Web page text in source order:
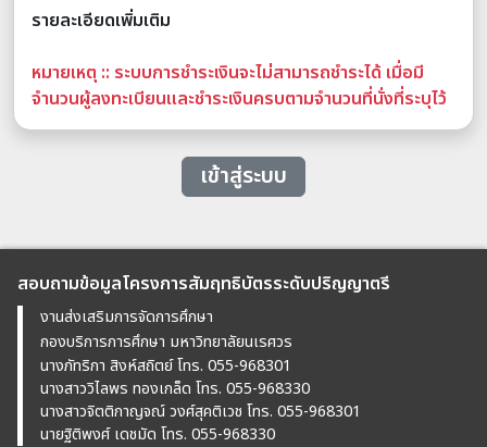
รายละเอียดเพิ่มเติม
หมายเหตุ :: ระบบการชำระเงินจะไม่สามารถชำระได้ เมื่อมี
จำนวนผู้ลงทะเบียนและชำระเงินครบตามจำนวนที่นั่งที่ระบุไว้
เข้าสู่ระบบ
สอบถามข้อมูลโครงการสัมฤทธิบัตรระดับปริญญาตรี
งานส่งเสริมการจัดการศึกษา
กองบริการการศึกษา มหาวิทยาลัยนเรศวร
นางภัทริกา สิงห์สถิตย์ โทร. 055-968301
นางสาววิไลพร ทองเกล็ด โทร. 055-968330
นางสาวจิตติกาญจณ์ วงศ์สุคติเวช โทร. 055-968301
นายฐิติพงศ์ เดชมัด โทร. 055-968330